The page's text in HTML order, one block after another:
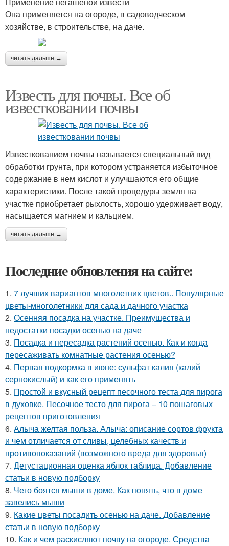
Она применяется на огороде, в садоводческом
хозяйстве, в строительстве, на даче.
читать дальше →
Известь для почвы. Все об
известковании почвы
Известкованием почвы называется специальный вид
обработки грунта, при котором устраняется избыточное
содержание в нем кислот и улучшаются его общие
характеристики. После такой процедуры земля на
участке приобретает рыхлость, хорошо удерживает воду,
насыщается магнием и кальцием.
читать дальше →
Последние обновления на сайте:
1. 7 лучших вариантов многолетних цветов.. Популярные
цветы-многолетники для сада и дачного участка
2. Осенняя посадка на участке. Преимущества и
недостатки посадки осенью на даче
3. Посадка и пересадка растений осенью. Как и когда
пересаживать комнатные растения осенью?
4. Первая подкормка в июне: сульфат калия (калий
сернокислый) и как его применять
5. Простой и вкусный рецепт песочного теста для пирога
в духовке. Песочное тесто для пирога – 10 пошаговых
рецептов приготовления
6. Алыча желтая польза. Алыча: описание сортов фрукта
и чем отличается от сливы, целебных качеств и
противопоказаний (возможного вреда для здоровья)
7. Дегустационная оценка яблок таблица. Добавление
статьи в новую подборку
8. Чего боятся мыши в доме. Как понять, что в доме
завелись мыши
9. Какие цветы посадить осенью на даче. Добавление
статьи в новую подборку
10. Как и чем раскисляют почву на огороде. Средства